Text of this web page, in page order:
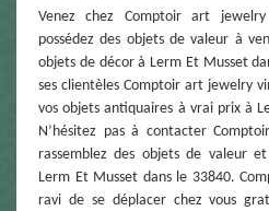
Venez chez Comptoir art
possédez des objets de valeur à
objets de décor à Lerm Et Musset
ses clientèles Comptoir art jewelry
vos objets antiquaires à vrai prix à
N’hésitez pas à contacter
rassemblez des objets de valeur
Lerm Et Musset dans le 33840.
ravi de se déplacer chez vous